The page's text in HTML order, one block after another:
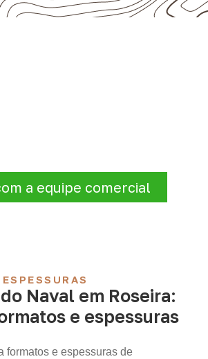
a equipe comercial
Naval em Roseira:
e espessuras
formatos e espessuras de